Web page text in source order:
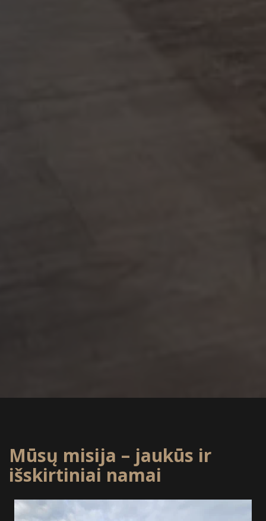
Mūsų misija – jaukūs ir
išskirtiniai namai